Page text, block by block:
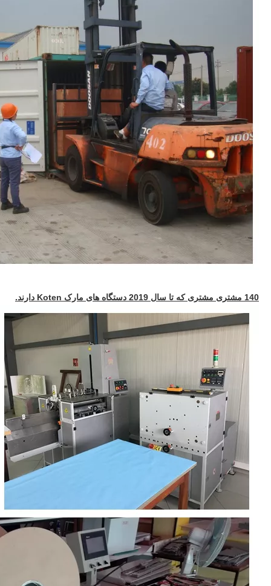
140 مشتری مشتری که تا سال 2019 دستگاه های مارک Koten دارند.